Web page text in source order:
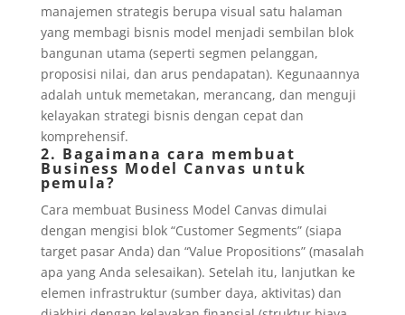
manajemen strategis berupa visual satu halaman
yang membagi bisnis model menjadi sembilan blok
bangunan utama (seperti segmen pelanggan,
proposisi nilai, dan arus pendapatan). Kegunaannya
adalah untuk memetakan, merancang, dan menguji
kelayakan strategi bisnis dengan cepat dan
komprehensif.
2. Bagaimana cara membuat
Business Model Canvas untuk
pemula?
Cara membuat Business Model Canvas dimulai
dengan mengisi blok “Customer Segments” (siapa
target pasar Anda) dan “Value Propositions” (masalah
apa yang Anda selesaikan). Setelah itu, lanjutkan ke
elemen infrastruktur (sumber daya, aktivitas) dan